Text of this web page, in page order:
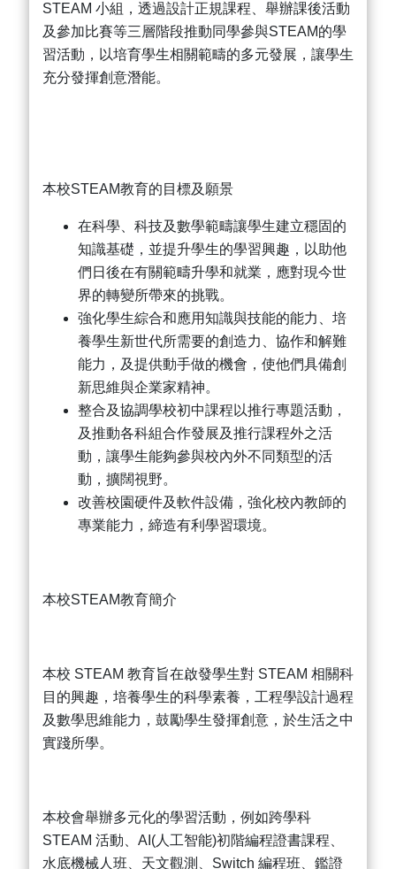
STEAM 小組，透過設計正規課程、舉辦課後活動
及參加比賽等三層階段推動同學參與STEAM的學
習活動，以培育學生相關範疇的多元發展，讓學生
充分發揮創意潛能。
本校STEAM教育的目標及願景
在科學、科技及數學範疇讓學生建立穩固的
知識基礎，並提升學生的學習興趣，以助他
們日後在有關範疇升學和就業，應對現今世
界的轉變所帶來的挑戰。
強化學生綜合和應用知識與技能的能力、培
養學生新世代所需要的創造力、協作和解難
能力，及提供動手做的機會，使他們具備創
新思維與企業家精神。
整合及協調學校初中課程以推行專題活動，
及推動各科組合作發展及推行課程外之活
動，讓學生能夠參與校內外不同類型的活
動，擴闊視野。
改善校園硬件及軟件設備，強化校內教師的
專業能力，締造有利學習環境。
本校STEAM教育簡介
本校 STEAM 教育旨在啟發學生對 STEAM 相關科
目的興趣，培養學生的科學素養，工程學設計過程
及數學思維能力，鼓勵學生發揮創意，於生活之中
實踐所學。
本校會舉辦多元化的學習活動，例如跨學科
STEAM 活動、AI(人工智能)初階編程證書課程、
水底機械人班、天文觀測、Switch 編程班、鑑證